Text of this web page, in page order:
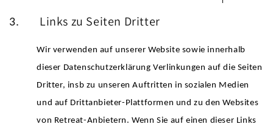
3. Links zu Seiten Dritter
Wir verwenden auf unserer Website sowie innerhalb
dieser Datenschutzerklärung Verlinkungen auf die Seiten
Dritter, insb zu unseren Auftritten in sozialen Medien
und auf Drittanbieter-Plattformen und zu den Websites
von Retreat-Anbietern. Wenn Sie auf einen dieser Links